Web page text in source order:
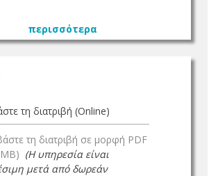
περισσότερα
τη διατριβή (Online)
τη διατριβή σε μορφή PDF
(Η υπηρεσία είναι
μετά από δωρεάν